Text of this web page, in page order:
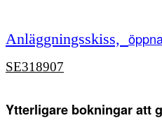
Anläggningsskiss,
SE318907
Ytterligare bokningar att